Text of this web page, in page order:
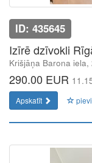
ID: 435645
Izīrē dzīvokli
Krišjāņa Barona
290.00 EUR
Apskatīt